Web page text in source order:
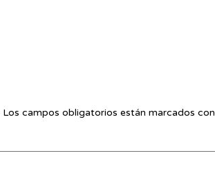
Los campos obligatorios están marcados con